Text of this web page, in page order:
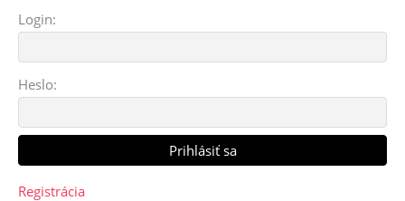
Login:
Heslo:
Registrácia